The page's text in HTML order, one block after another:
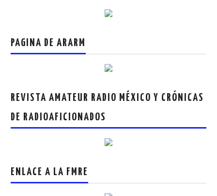
PAGINA DE ARARM
REVISTA AMATEUR RADIO MÉXICO Y CRÓNICAS
DE RADIOAFICIONADOS
ENLACE A LA FMRE